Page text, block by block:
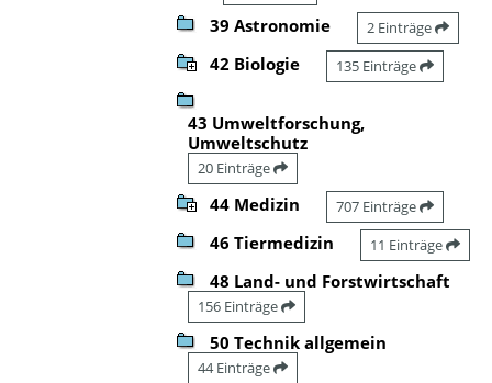
39 Astronomie 2 Einträge
42 Biologie 135 Einträge
43 Umweltforschung,
Umweltschutz
20 Einträge
44 Medizin 707 Einträge
46 Tiermedizin 11 Einträge
48 Land- und Forstwirtschaft
156 Einträge
50 Technik allgemein
44 Einträge